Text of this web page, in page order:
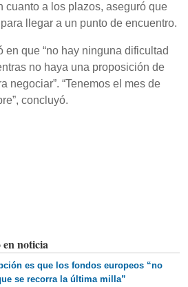
cuanto a los plazos, aseguró que
llegar a un punto de encuentro.
en que “no hay ninguna dificultad
no haya una proposición de
negociar”. “Tenemos el mes de
concluyó.
en noticia
es que los fondos europeos “no
se recorra la última milla”